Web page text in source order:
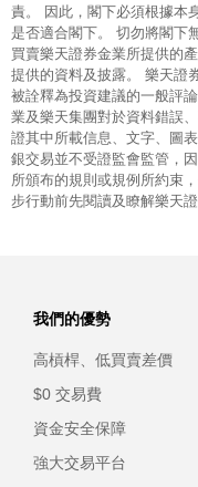
責。 因此，閣下必須根據本
是否適合閣下。 切勿將閣下
買賣樂天證券金業所提供的
提供的資料及披露。 樂天證
被詮釋為投資建議的一般評
業及樂天集團對於資料錯誤
證其中所載信息、文字、圖
銀交易並不受證監會監管，
所頒布的規則或規例所約束
步行動前先閱讀及瞭解樂天
我們的優勢
高槓桿、低買賣差價
$0 交易費
資金安全保障
強大交易平台